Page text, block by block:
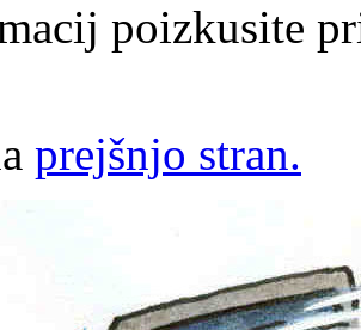
poizkusite
prejšnjo stran.